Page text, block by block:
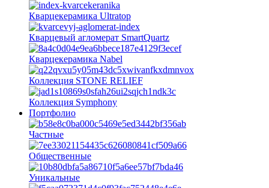
Кварцекерамика Ultratop
Кварцевый агломерат SmartQuartz
Кварцекерамика Nabel
Коллекция STONE RELIEF
Коллекция Symphony
Портфолио
Частные
Общественные
Уникальные